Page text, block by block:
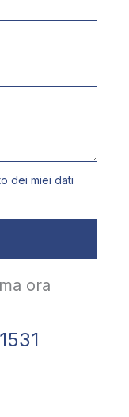
dei miei dati
ora